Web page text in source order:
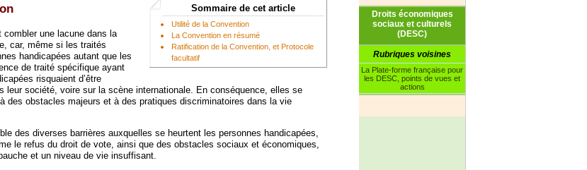
Droits économiques
sociaux et culturels
(DESC)
Rubriques voisines
La Plate-forme française pour
les DESC, points de vues et
actions
Sommaire de cet article
Utilité de la Convention
La Convention en résumé
Ratification de la Convention, et Protocole
facultatif
une lacune dans la
car, même si les traités
handicapées autant que les
de traité spécifique ayant
risquaient d’être
leur société, voire sur la scène internationale. En conséquence, elles se
des obstacles majeurs et à des pratiques discriminatoires dans la vie
des diverses barrières auxquelles se heurtent les personnes handicapées,
le refus du droit de vote, ainsi que des obstacles sociaux et économiques,
et un niveau de vie insuffisant.